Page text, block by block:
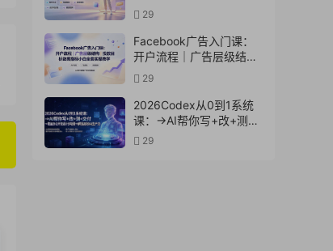
类案例｜矩阵橱窗运营全
套实操教学
29
Facebook广告入门课：
开户流程｜广告层级结构
｜投放目标数据指标小白
全套实操教学
29
2026Codex从0到1系统
课：→AI帮你写+改+测
+交付→覆盖办公开发设
29